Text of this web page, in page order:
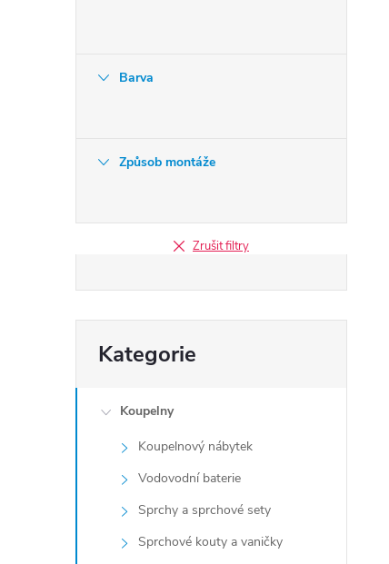
Barva
Způsob montáže
Zrušit filtry
kategorie
Kategorie
Koupelny
Koupelnový nábytek
Vodovodní baterie
Sprchy a sprchové sety
Sprchové kouty a vaničky